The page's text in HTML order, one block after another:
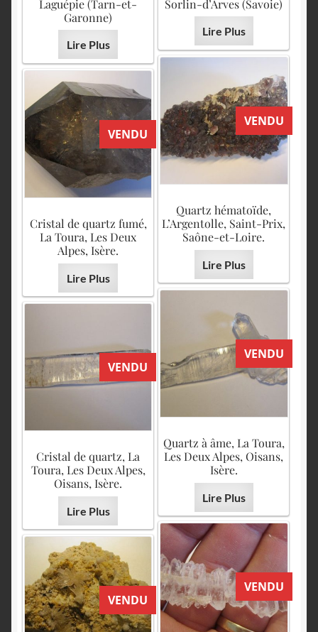
Laguépie (Tarn-et-
Garonne)
Lire Plus
Sorlin-d’Arves (Savoie)
Lire Plus
VENDU
Quartz hématoïde,
L’Argentolle, Saint-Prix,
Saône-et-Loire.
Lire Plus
VENDU
Cristal de quartz fumé,
La Toura, Les Deux
Alpes, Isère.
Lire Plus
VENDU
Quartz à âme, La Toura,
Les Deux Alpes, Oisans,
Isère.
Lire Plus
VENDU
Cristal de quartz, La
Toura, Les Deux Alpes,
Oisans, Isère.
Lire Plus
VENDU
VENDU